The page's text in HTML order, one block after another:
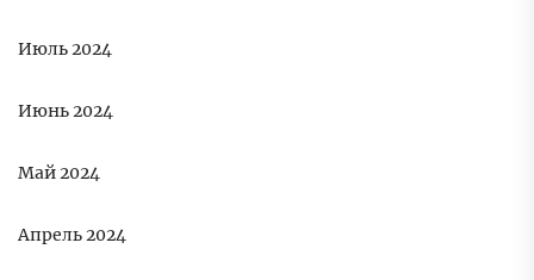
Июль 2024
Июнь 2024
Май 2024
Апрель 2024